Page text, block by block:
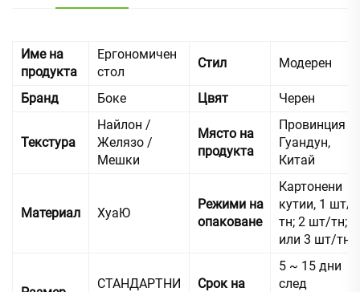
Име на
продукта
Ергономичен
стол
Стил Модерен
Бранд Боке Цвят Черен
Текстура
Найлон /
Желязо /
Мешки
Място на
продукта
Провинция
Гуандун,
Китай
Материал ХуаЮ
Режими на
опаковане
Картонени
кутии, 1 шт/
тн; 2 шт/тн;
или 3 шт/тн
СТАНДАРТНИ
Срок на
5 ~ 15 дни
след